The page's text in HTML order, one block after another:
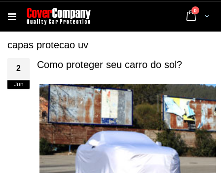
Cart
0 artigos
capas protecao uv
2
Jun
Como proteger seu carro do sol?